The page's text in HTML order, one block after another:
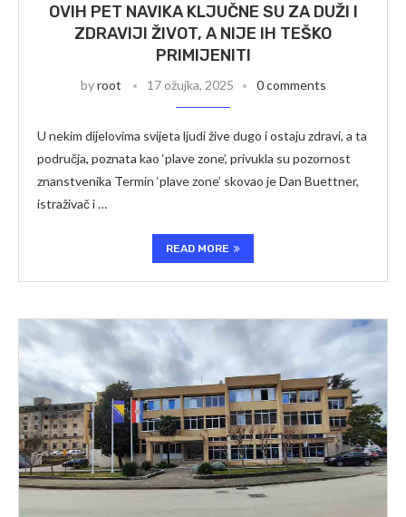
OVIH PET NAVIKA KLJUČNE SU ZA DUŽI I
ZDRAVIJI ŽIVOT, A NIJE IH TEŠKO
PRIMIJENITI
byroot 17 ožujka, 2025 0 comments
U nekim dijelovima svijeta ljudi žive dugo i ostaju zdravi, a ta
područja, poznata kao ‘plave zone’, privukla su pozornost
znanstvenika Termin ‘plave zone’ skovao je Dan Buettner,
istraživač i …
READ MORE